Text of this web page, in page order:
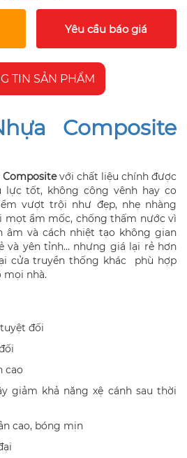
Yêu cầu báo giá
TIN SẢN PHẨM
Composite
với chất liệu chính được
lực tốt, không công vênh hay co
vượt trội như đẹp, nhẹ nhàng
mọt ẩm mốc, chống thấm nước vì
âm và cách nhiệt tạo không gian
và yên tỉnh… nhưng giá lại rẻ hơn
cửa truyền thống khác phù hợp
mọi nhà.
đối
cao
giảm khả năng xệ cánh sau thời
cao, bóng mịn